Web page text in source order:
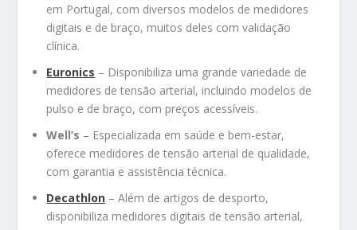
em Portugal, com diversos modelos de medidores
digitais e de braço, muitos deles com validação
clínica.
Euronics – Disponibiliza uma grande variedade de
medidores de tensão arterial, incluindo modelos de
pulso e de braço, com preços acessíveis.
Well’s – Especializada em saúde e bem-estar,
oferece medidores de tensão arterial de qualidade,
com garantia e assistência técnica.
Decathlon – Além de artigos de desporto,
disponibiliza medidores digitais de tensão arterial,